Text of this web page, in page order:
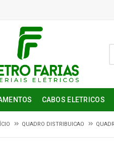
CABOS ELETRICOS
QUADRO DISTRIBUICAO